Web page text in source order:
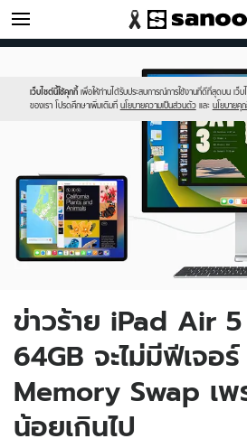
ไอที
เว็บไซต์นี้ใช้คุกกี้ เพื่อให้ท่านได้รับประสบการณ์การใช้งานที่ดีที่สุดบน เว็บ
ของเรา โปรดศึกษาเพิ่มเติมที่ นโยบายความเป็นส่วนตัว และ นโยบายคุ
sanook.png
ข่าวร้าย iPad Air
64GB จะไม่มีฟีเจอ
Memory Swap เพ
น้อยเกินไป